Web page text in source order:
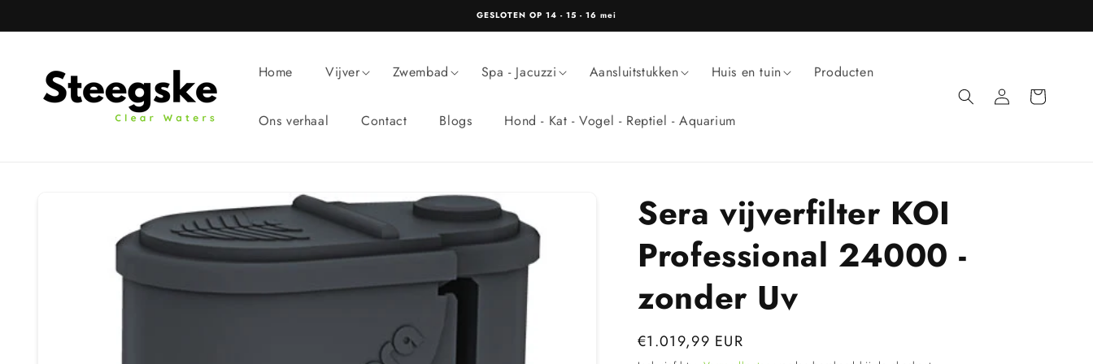
content
GESLOTEN OP 14 - 15 - 16 mei
Home Vijver Zwembad Spa - Jacuzzi Aansluitstukken Huis en tuin Producten
Ons verhaal Contact Blogs Hond - Kat - Vogel - Reptiel - Aquarium
InloggenWinkelwagen
Sera vijverfilter KOI
Professional 24000 -
zonder Uv
Normale
€1.019,99 EUR